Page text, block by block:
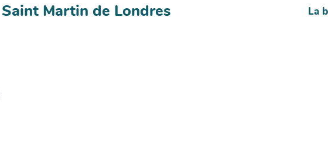
Saint Martin de Londres La